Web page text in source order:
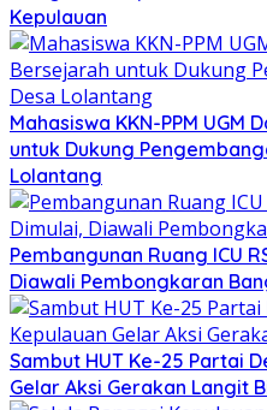
Kepulauan
Mahasiswa KKN-PPM UGM
untuk Dukung
Lolantang
Pembangunan Ruang ICU
Diawali Pembongkaran
Sambut HUT Ke-25 Partai
Gelar Aksi Gerakan Langit